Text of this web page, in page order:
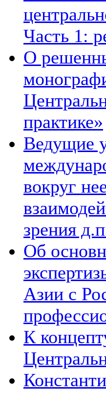
Часть 1:
О
практике»
Ведущие
вокруг
зрения
Об
Азии с
К